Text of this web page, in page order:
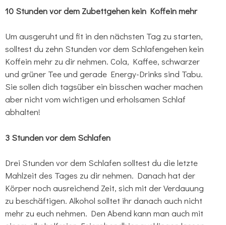
10 Stunden vor dem Zubettgehen kein Koffein mehr
Um ausgeruht und fit in den nächsten Tag zu starten,
solltest du zehn Stunden vor dem Schlafengehen kein
Koffein mehr zu dir nehmen. Cola, Kaffee, schwarzer
und grüner Tee und gerade Energy-Drinks sind Tabu.
Sie sollen dich tagsüber ein bisschen wacher machen
aber nicht vom wichtigen und erholsamen Schlaf
abhalten!
3 Stunden vor dem Schlafen
Drei Stunden vor dem Schlafen solltest du die letzte
Mahlzeit des Tages zu dir nehmen. Danach hat der
Körper noch ausreichend Zeit, sich mit der Verdauung
zu beschäftigen. Alkohol solltet ihr danach auch nicht
mehr zu euch nehmen. Den Abend kann man auch mit